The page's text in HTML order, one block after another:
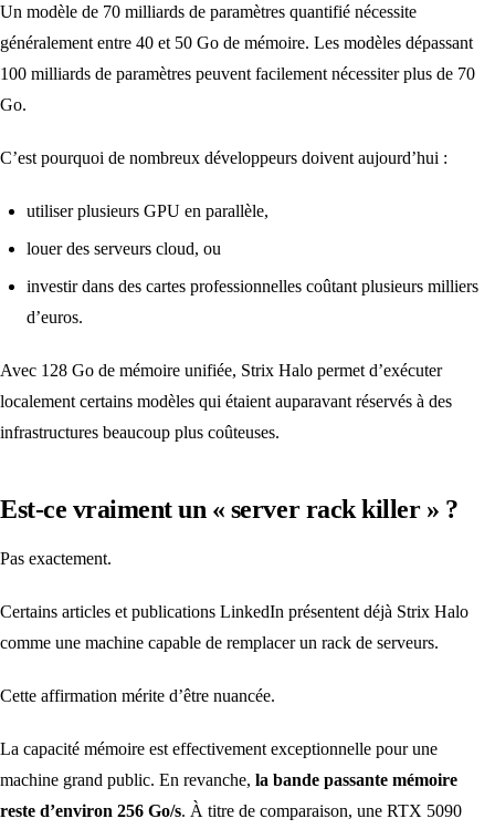
Un modèle de 70 milliards de paramètres quantifié nécessite
généralement entre 40 et 50 Go de mémoire. Les modèles dépassant
100 milliards de paramètres peuvent facilement nécessiter plus de 70
Go.
C’est pourquoi de nombreux développeurs doivent aujourd’hui :
utiliser plusieurs GPU en parallèle,
louer des serveurs cloud, ou
investir dans des cartes professionnelles coûtant plusieurs milliers
d’euros.
Avec 128 Go de mémoire unifiée, Strix Halo permet d’exécuter
localement certains modèles qui étaient auparavant réservés à des
infrastructures beaucoup plus coûteuses.
Est-ce vraiment un « server rack killer » ?
Pas exactement.
Certains articles et publications LinkedIn présentent déjà Strix Halo
comme une machine capable de remplacer un rack de serveurs.
Cette affirmation mérite d’être nuancée.
La capacité mémoire est effectivement exceptionnelle pour une
machine grand public. En revanche, la bande passante mémoire
reste d’environ 256 Go/s. À titre de comparaison, une RTX 5090